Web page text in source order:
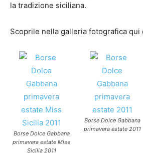
la tradizione siciliana.
Scoprile nella galleria fotografica qui
Borse Dolce Gabbana
primavera estate Miss
Sicilia 2011
Borse Dolce Gabbana
primavera estate 2011